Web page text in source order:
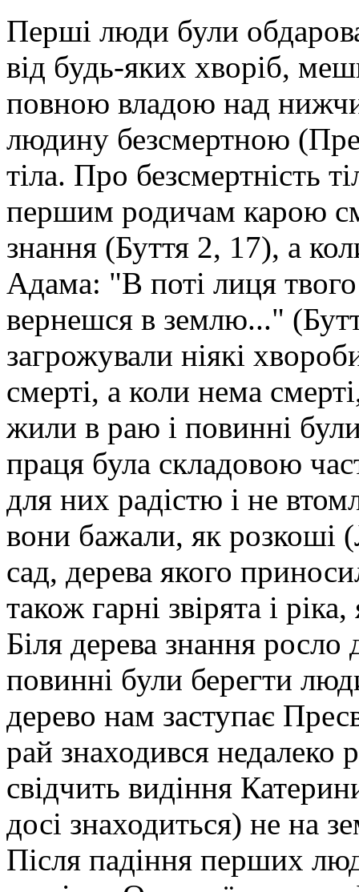
Перші люди були
від будь-яких хворіб,
повною владою над
людину безсмертною
тіла. Про безсмертність
першим родичам карою
знання (Буття 2, 17), а
Адама: "В поті лиця
вернешся в землю..."
загрожували ніякі
смерті, а коли нема
жили в раю і повинні
праця була складовою
для них радістю і не
вони бажали, як розкоші
сад, дерева якого
також гарні звірята і
Біля дерева знання
повинні були берегти
дерево нам заступає
рай знаходився недалеко
свідчить видіння
досі знаходиться) не на
Після падіння перших